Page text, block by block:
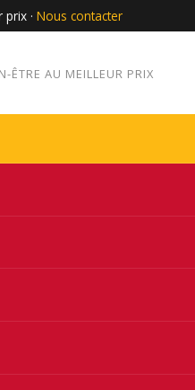
· Nous contacter
ÊTRE AU MEILLEUR PRIX